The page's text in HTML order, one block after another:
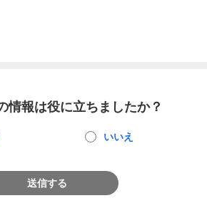
情報は役に立ちましたか？
いいえ
送信する